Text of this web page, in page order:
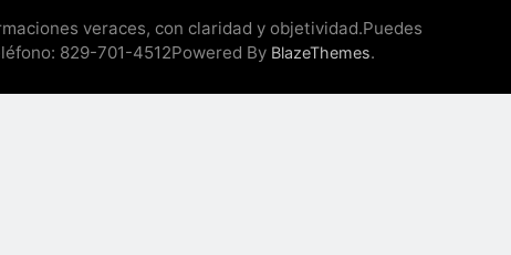
veraces, con claridad y objetividad.Puedes
829-701-4512Powered By BlazeThemes.